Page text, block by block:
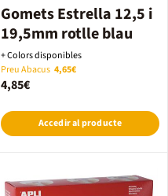
Gomets Estrella 12,5 i
19,5mm rotlle blau
+ Colors disponibles
Preu Abacus 4,65€
4,85€
Accedir al producte